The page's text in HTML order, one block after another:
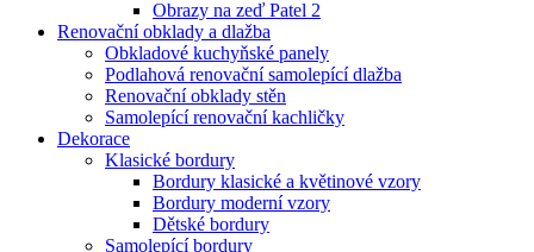
Obrazy na zeď Patel 2
Renovační obklady a dlažba
Obkladové kuchyňské panely
Podlahová renovační samolepící dlažba
Renovační obklady stěn
Samolepící renovační kachličky
Dekorace
Klasické bordury
Bordury klasické a květinové vzory
Bordury moderní vzory
Dětské bordury
Samolepící bordury